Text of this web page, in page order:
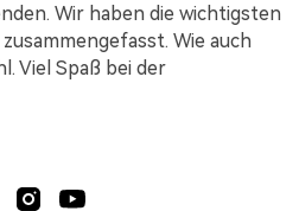
Wir haben die wichtigsten
Wie auch
Viel Spaß bei der